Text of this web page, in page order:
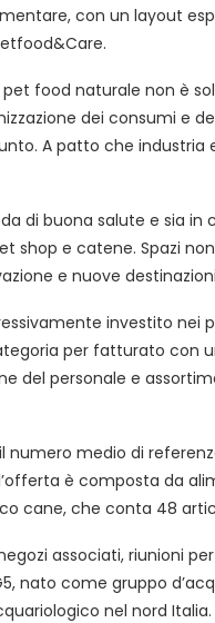
con un layout
pet food naturale non è
dei consumi e
A patto che industria
di buona salute e sia
shop e catene. Spazi
e nuove
investito nei
per fatturato con
del personale e
numero medio di
è composta da
cane, che conta 48
associati, riunioni
nato come gruppo
nel nord